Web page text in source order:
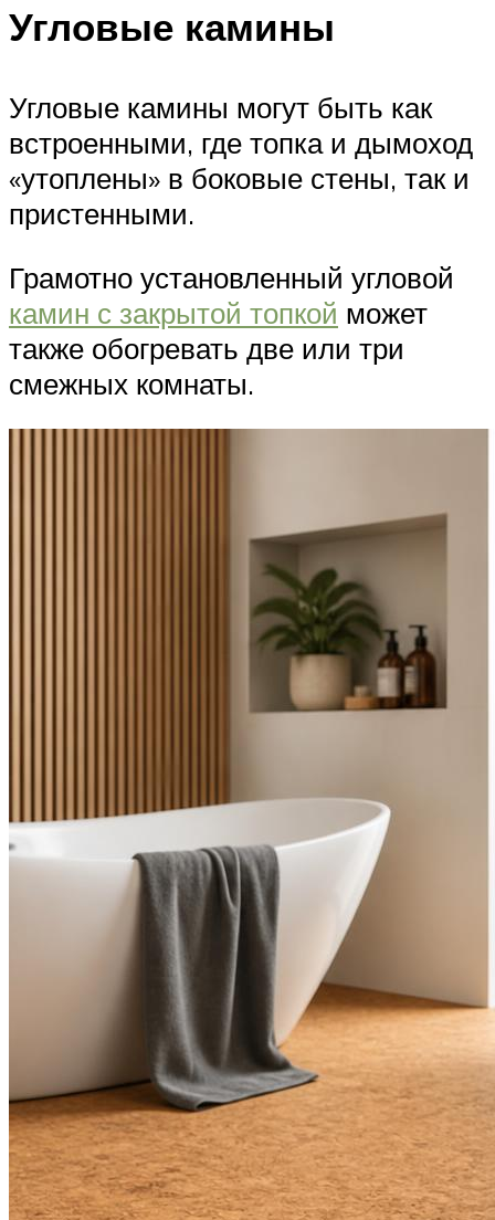
Угловые камины
Угловые камины могут быть как
встроенными, где топка и дымоход
«утоплены» в боковые стены, так и
пристенными.
Грамотно установленный угловой
камин с закрытой топкой может
также обогревать две или три
смежных комнаты.